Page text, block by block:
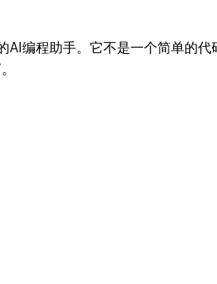
编程助手。它不是一个简单的代